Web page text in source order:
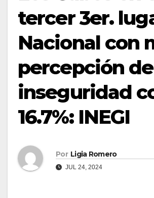
tercer 3er.
Nacional con
percepción de
inseguridad
16.7%: INEGI
Por Ligia Romero
JUL 24, 2024